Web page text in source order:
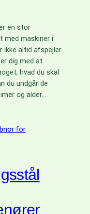
en stor
med maskiner i
ikke altid afspejler
dig med at
hvad du skal
du undgår de
og alder…